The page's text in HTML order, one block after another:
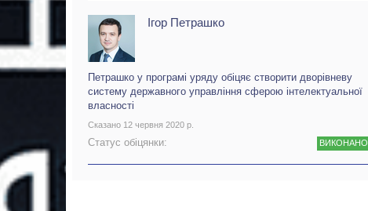
Ігор Петрашко
Петрашко у програмі уряду обіцяє створити дворівневу
систему державного управління сферою інтелектуальної
власності
Сказано 12 червня 2020 р.
Статус обіцянки: ВИКОНАНО